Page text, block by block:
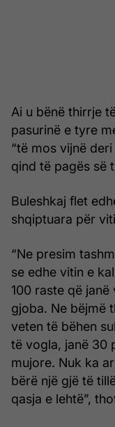
Ai u bënë thirrje
pasurinë e tyre
“të mos vijnë
qind të pagës së
Buleshkaj flet
shqiptuara për
“Ne presim
se edhe vitin e
100 raste që
gjoba. Ne bëjmë
veten të bëhen
të vogla, janë 30
mujore. Nuk ka
bërë një gjë të
qasja e lehtë”,